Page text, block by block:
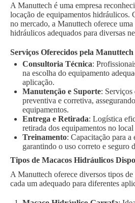
A Manuttech é uma empresa
locação de equipamentos hidráulicos.
no mercado, a Manuttech oferece
hidráulicos adequados para diversas
Serviços Oferecidos pela Manuttech
Consultoria Técnica:
na escolha do equipamento
aplicação.
Manutenção e Suporte: Serviços
preventiva e corretiva,
equipamentos.
Entrega e Retirada: Logística
retirada dos equipamentos no
Treinamento: Capacitação para a
garantindo o uso correto e seguro
Tipos de Macacos Hidráulicos
A Manuttech oferece diversos tipos
cada um adequado para diferentes